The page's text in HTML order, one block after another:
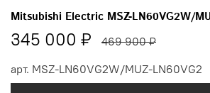
арт. MSZ-LN60VG2W/MUZ-LN60VG2
Mitsubishi Electric MSZ-LN60VG2W/
345 000 ₽ 469 900 ₽